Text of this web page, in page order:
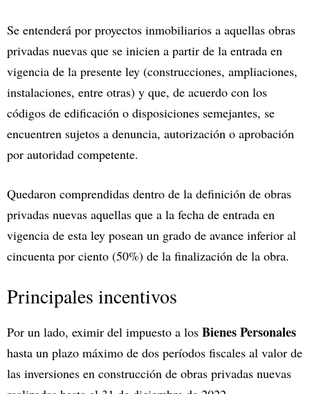
Se entenderá por proyectos inmobiliarios a aquellas obras
privadas nuevas que se inicien a partir de la entrada en
vigencia de la presente ley (construcciones, ampliaciones,
instalaciones, entre otras) y que, de acuerdo con los
códigos de edificación o disposiciones semejantes, se
encuentren sujetos a denuncia, autorización o aprobación
por autoridad competente.
Quedaron comprendidas dentro de la definición de obras
privadas nuevas aquellas que a la fecha de entrada en
vigencia de esta ley posean un grado de avance inferior al
cincuenta por ciento (50%) de la finalización de la obra.
Principales incentivos
Por un lado, eximir del impuesto a los Bienes Personales
hasta un plazo máximo de dos períodos fiscales al valor de
las inversiones en construcción de obras privadas nuevas